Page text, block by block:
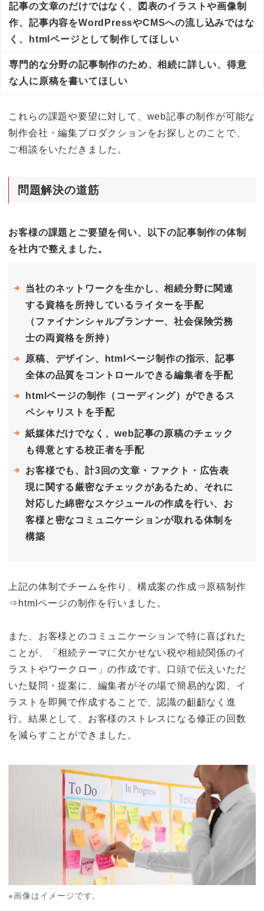
記事の文章のだけではなく、図表のイラストや画像制
作、記事内容をWordPressやCMSへの流し込みではな
く、htmlページとして制作してほしい
専門的な分野の記事制作のため、相続に詳しい、得意
な人に原稿を書いてほしい
これらの課題や要望に対して、web記事の制作が可能な
制作会社・編集プロダクションをお探しとのことで、
ご相談をいただきました。
問題解決の道筋
お客様の課題とご要望を伺い、以下の記事制作の体制
を社内で整えました。
当社のネットワークを生かし、相続分野に関連
する資格を所持しているライターを手配
（ファイナンシャルプランナー、社会保険労務
士の両資格を所持）
原稿、デザイン、htmlページ制作の指示、記事
全体の品質をコントロールできる編集者を手配
htmlページの制作（コーディング）ができるス
ペシャリストを手配
紙媒体だけでなく、web記事の原稿のチェック
も得意とする校正者を手配
お客様でも、計3回の文章・ファクト・広告表
現に関する厳密なチェックがあるため、それに
対応した綿密なスケジュールの作成を行い、お
客様と密なコミュニケーションが取れる体制を
構築
上記の体制でチームを作り、構成案の作成⇒原稿制作
⇒htmlページの制作を行いました。
また、お客様とのコミュニケーションで特に喜ばれた
ことが、「相続テーマに欠かせない税や相続関係のイ
ラストやワークロー」の作成です。口頭で伝えいただ
いた疑問・提案に、編集者がその場で簡易的な図、イ
ラストを即興で作成することで、認識の齟齬なく進
行。結果として、お客様のストレスになる修正の回数
を減らすことができました。
※画像はイメージです。